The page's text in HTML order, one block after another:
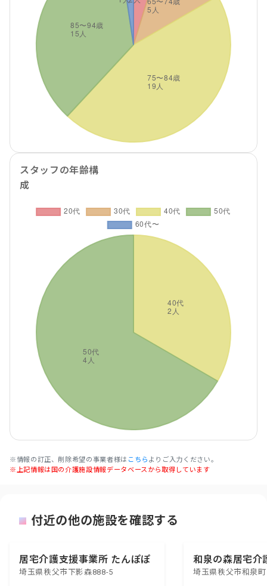
スタッフの年齢構
成
※情報の訂正、削除希望の事業者様は こちら よりご入力ください。
※上記情報は国の介護施設情報データベースから取得しています
付近の他の施設を確認する
居宅介護支援事業所 たんぽぽ
埼玉県秩父市下影森888-5
和泉の森居宅介
埼玉県秩父市和泉